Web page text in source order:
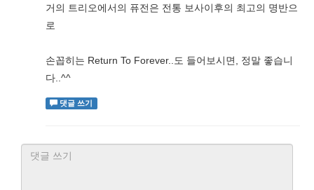
거의 트리오에서의 퓨전은 전통 보사이후의 최고의 명반으
로
손꼽히는 Return To Forever..도 들어보시면, 정말 좋습니
다..^^
댓글 쓰기